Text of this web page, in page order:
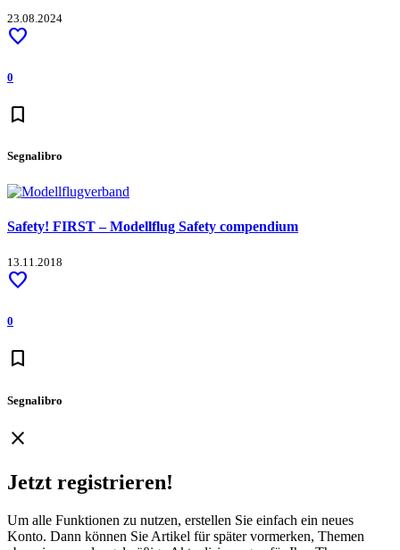
23.08.2024
favorite
0
bookmark
Segnalibro
Safety! FIRST – Modellflug Safety compendium
13.11.2018
favorite
0
bookmark
Segnalibro
close
Jetzt registrieren!
Um alle Funktionen zu nutzen, erstellen Sie einfach ein neues
Konto. Dann können Sie Artikel für später vormerken, Themen